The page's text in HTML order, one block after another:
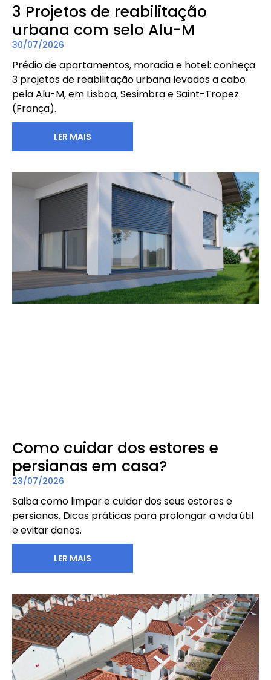
3 Projetos de reabilitação
urbana com selo Alu-M
30/07/2026
Prédio de apartamentos, moradia e hotel: conheça
3 projetos de reabilitação urbana levados a cabo
pela Alu-M, em Lisboa, Sesimbra e Saint-Tropez
(França).
LER MAIS
Como cuidar dos estores e
persianas em casa?
23/07/2026
Saiba como limpar e cuidar dos seus estores e
persianas. Dicas práticas para prolongar a vida útil
e evitar danos.
LER MAIS